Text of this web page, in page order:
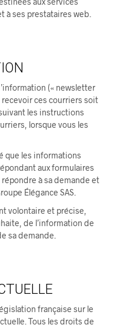
à ses prestataires web.
(« newsletter
recevoir ces courriers soit
les instructions
lorsque vous les
que les informations
aux formulaires
à sa demande et
Élégance SAS.
volontaire et précise,
de l’information de
sa demande.
française sur le
Tous les droits de